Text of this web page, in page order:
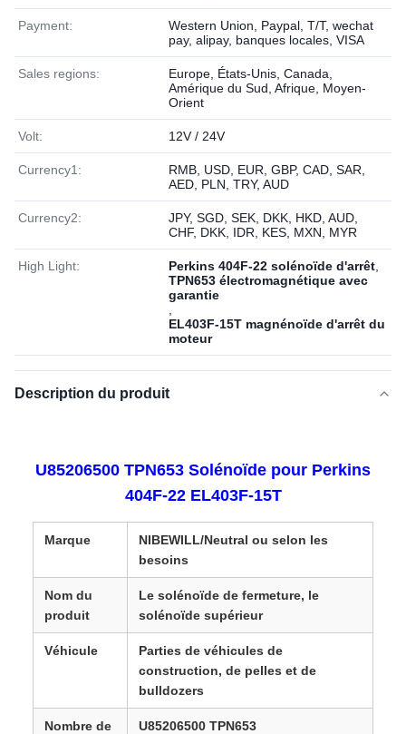
Payment:
Western Union, Paypal, T/T, wechat
pay, alipay, banques locales, VISA
Sales regions:
Europe, États-Unis, Canada,
Amérique du Sud, Afrique, Moyen-
Orient
Volt: 12V / 24V
Currency1:
RMB, USD, EUR, GBP, CAD, SAR,
AED, PLN, TRY, AUD
Currency2:
JPY, SGD, SEK, DKK, HKD, AUD,
CHF, DKK, IDR, KES, MXN, MYR
High Light: Perkins 404F-22 solénoïde d'arrêt
TPN653 électromagnétique avec
garantie
EL403F-15T magnénoïde d'arrêt du
moteur
Description du produit
U85206500 TPN653 Solénoïde pour Perkins
404F-22 EL403F-15T
Marque
NIBEWILL/Neutral ou selon les
besoins
Nom du
produit
Le solénoïde de fermeture, le
solénoïde supérieur
Véhicule
Parties de véhicules de
construction, de pelles et de
bulldozers
Nombre de
U85206500 TPN653